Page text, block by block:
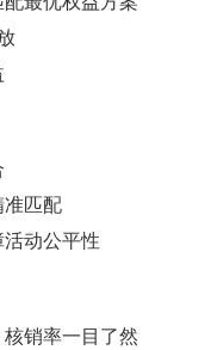
准匹配
动公平性
销率一目了然